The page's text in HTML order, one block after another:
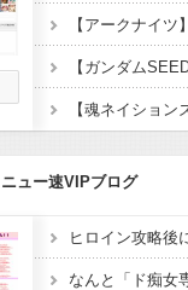
ニュー速VIPブログ
ヒロイン攻略後
なんと「ド痴女